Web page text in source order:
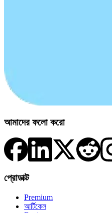
আমাদের ফলো করো
প্রোডাক্ট
Premium
আর্টিকেল